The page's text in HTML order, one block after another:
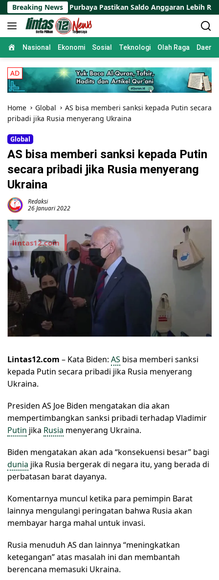
Skip
to
content
Breaking News
Purbaya Pastikan Saldo Anggaran Lebih Rp200 Triliun Tetap
Home
Nasional Ekonomi Sosial Teknologi Olah Raga Daerah
Home Global
AS bisa memberi sanksi kepada Putin secara
pribadi jika Rusia menyerang Ukraina
Global
AS bisa memberi sanksi kepada Putin
secara pribadi jika Rusia menyerang
Ukraina
Redaksi
26 Januari 2022
Lintas12.com – Kata Biden: AS bisa memberi sanksi
kepada Putin secara pribadi jika Rusia menyerang
Ukraina.
Presiden AS Joe Biden mengatakan dia akan
mempertimbangkan sanksi pribadi terhadap Vladimir
Putin jika Rusia menyerang Ukraina.
Biden mengatakan akan ada “konsekuensi besar” bagi
dunia jika Rusia bergerak di negara itu, yang berada di
perbatasan barat dayanya.
Komentarnya muncul ketika para pemimpin Barat
lainnya mengulangi peringatan bahwa Rusia akan
membayar harga mahal untuk invasi.
Rusia menuduh AS dan lainnya “meningkatkan
ketegangan” atas masalah ini dan membantah
berencana memasuki Ukraina.